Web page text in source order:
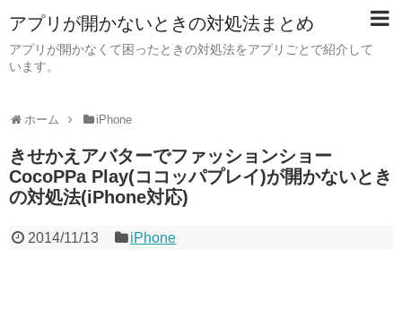
アプリが開かないときの対処法まとめ
アプリが開かなくて困ったときの対処法をアプリごとで紹介して
います。
ホーム iPhone
きせかえアバターでファッションショー
CocoPPa Play(ココッパプレイ)が開かないとき
の対処法(iPhone対応)
2014/11/13 iPhone